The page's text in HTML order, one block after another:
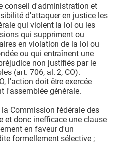
conseil d'administration et
d'attaquer en justice les
qui violent la loi ou les
qui suppriment ou
en violation de la loi ou
ou qui entraînent une
non justifiés par le
(art. 706, al. 2, CO).
l'action doit être exercée
l'assemblée générale.
la Commission fédérale des
et donc inefficace une clause
en faveur d'un
formellement sélective ;